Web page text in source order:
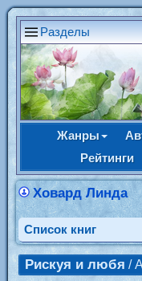
Разделы
Жанры
Рейтинги
Ховард Линда
Cписок книг
Рискуя и любя /